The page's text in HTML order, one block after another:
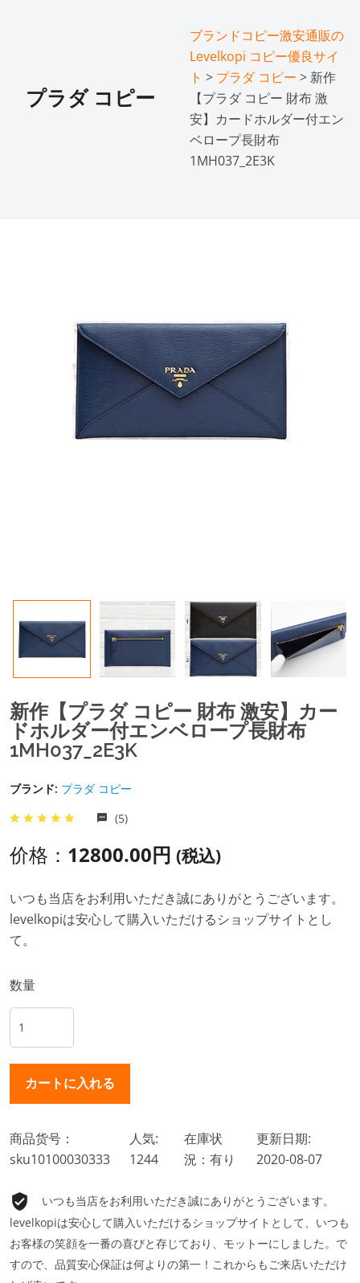
プラダ コピー
ブランドコピー激安通販の
Levelkopi コピー優良サイ
ト > プラダ コピー > 新作
【プラダ コピー 財布 激
安】カードホルダー付エン
ベロープ長財布
1MH037_2E3K
新作【プラダ コピー 財布 激安】カー
ドホルダー付エンベロープ長財布
1MH037_2E3K
ブランド: プラダ コピー
(5)
价格： 12800.00円 (税込)
いつも当店をお利用いただき誠にありがとうございます。
levelkopiは安心して購入いただけるショップサイトとし
て。
数量
商品货号：
sku10100030333
人気:
1244
在庫状
況：有り
更新日期:
2020-08-07
いつも当店をお利用いただき誠にありがとうございます。
levelkopiは安心して購入いただけるショップサイトとして、いつも
お客様の笑顔を一番の喜びと存じており、モットーにしました。で
すので、品質安心保証は何よりの第一！これからもご来店いただけ